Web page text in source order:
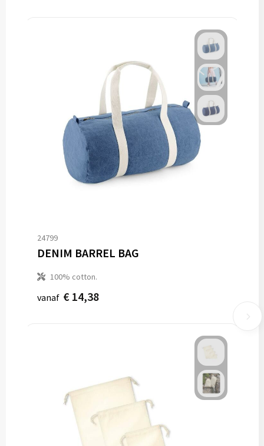
24799
DENIM BARREL BAG
100% cotton.
vanaf € 14,38